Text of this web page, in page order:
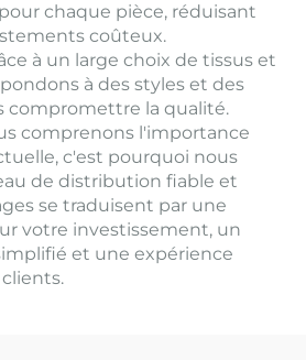
chaque pièce, réduisant
coûteux.
à un large choix de tissus et
à des styles et des
compromettre la qualité.
comprenons l'importance
c'est pourquoi nous
de distribution fiable et
se traduisent par une
votre investissement, un
et une expérience